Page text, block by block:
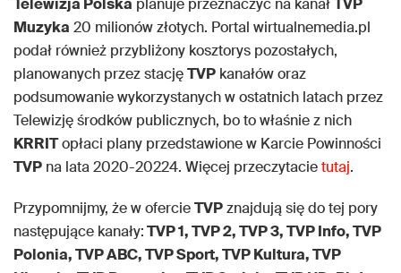
Muzyka 20 milionów złotych. Portal wirtualnemedia.pl
podał również przybliżony kosztorys pozostałych,
planowanych przez stacjęTVP kanałów oraz
podsumowanie wykorzystanych w ostatnich latach przez
Telewizję środków publicznych, bo to właśnie z nich
KRRITopłaci plany przedstawione w Karcie Powinności
TVP na lata 2020-20224. Więcej przeczytacietutaj.
Przypomnijmy, że w ofercieTVPznajdują się do tej pory
następujące kanały:TVP 1, TVP 2, TVP 3, TVP Info, TVP
Polonia, TVP ABC, TVP Sport, TVP Kultura, TVP